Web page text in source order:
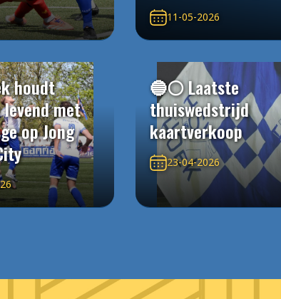
11-05-2026
houdt
met
op Jong
🔵⚪️ Laatste
thuiswedstrijd
kaartverkoop
23-04-2026